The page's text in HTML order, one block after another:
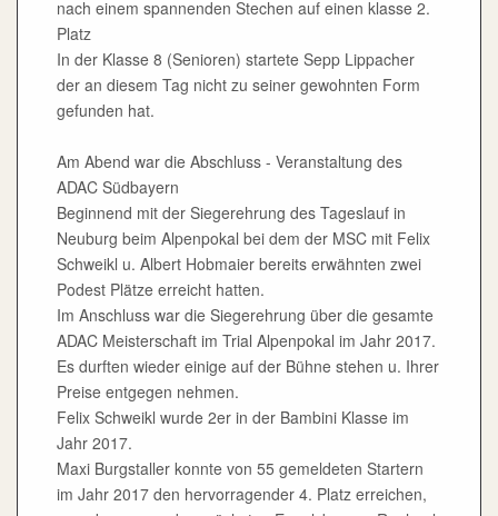
nach einem spannenden Stechen auf einen klasse 2.
Platz
In der Klasse 8 (Senioren) startete Sepp Lippacher
der an diesem Tag nicht zu seiner gewohnten Form
gefunden hat.
Am Abend war die Abschluss - Veranstaltung des
ADAC Südbayern
Beginnend mit der Siegerehrung des Tageslauf in
Neuburg beim Alpenpokal bei dem der MSC mit Felix
Schweikl u. Albert Hobmaier bereits erwähnten zwei
Podest Plätze erreicht hatten.
Im Anschluss war die Siegerehrung über die gesamte
ADAC Meisterschaft im Trial Alpenpokal im Jahr 2017.
Es durften wieder einige auf der Bühne stehen u. Ihrer
Preise entgegen nehmen.
Felix Schweikl wurde 2er in der Bambini Klasse im
Jahr 2017.
Maxi Burgstaller konnte von 55 gemeldeten Startern
im Jahr 2017 den hervorragender 4. Platz erreichen,